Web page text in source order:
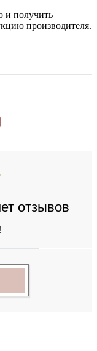
и получить
производителя.
отзывов